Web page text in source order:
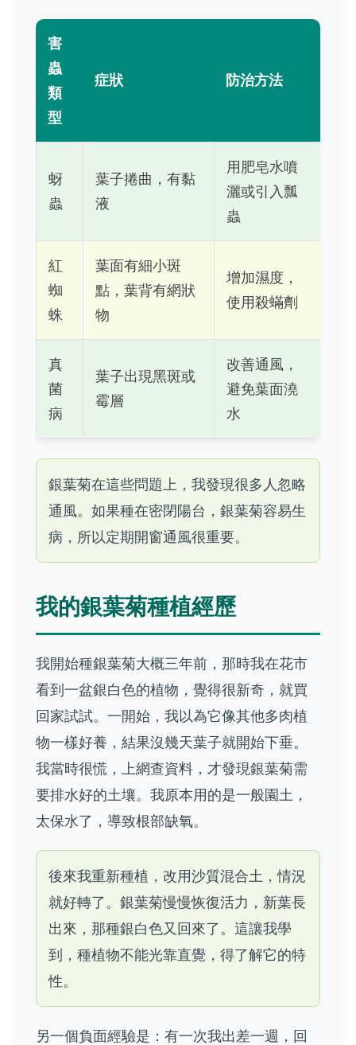
害
蟲
類
型
症狀 防治方法
蚜
蟲
葉子捲曲，有黏
液
用肥皂水噴
灑或引入瓢
蟲
紅
蜘
蛛
葉面有細小斑
點，葉背有網狀
物
增加濕度，
使用殺蟎劑
真
菌
病
葉子出現黑斑或
霉層
改善通風，
避免葉面澆
水
銀葉菊在這些問題上，我發現很多人忽略
通風。如果種在密閉陽台，銀葉菊容易生
病，所以定期開窗通風很重要。
我的銀葉菊種植經歷
我開始種銀葉菊大概三年前，那時我在花市
看到一盆銀白色的植物，覺得很新奇，就買
回家試試。一開始，我以為它像其他多肉植
物一樣好養，結果沒幾天葉子就開始下垂。
我當時很慌，上網查資料，才發現銀葉菊需
要排水好的土壤。我原本用的是一般園土，
太保水了，導致根部缺氧。
後來我重新種植，改用沙質混合土，情況
就好轉了。銀葉菊慢慢恢復活力，新葉長
出來，那種銀白色又回來了。這讓我學
到，種植物不能光靠直覺，得了解它的特
性。
另一個負面經驗是：有一次我出差一週，回